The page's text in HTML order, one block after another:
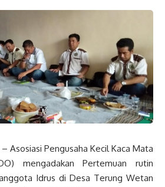
Asosiasi Pengusaha Kecil Kaca Mata
mengadakan Pertemuan rutin
Idrus di Desa Terung Wetan